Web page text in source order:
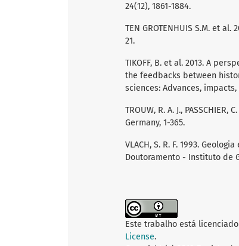
24(12), 1861-1884.
TEN GROTENHUIS S.M. et
21.
TIKOFF, B. et al. 2013. A
the feedbacks between
sciences: Advances,
TROUW, R. A. J.,
Germany, 1-365.
VLACH, S. R. F. 1993.
Doutoramento - Instituto de
Este trabalho está
License.